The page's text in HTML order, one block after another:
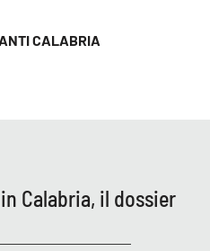
CALABRIA
Calabria, il dossier